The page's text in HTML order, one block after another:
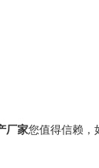
厂家您值得信赖，